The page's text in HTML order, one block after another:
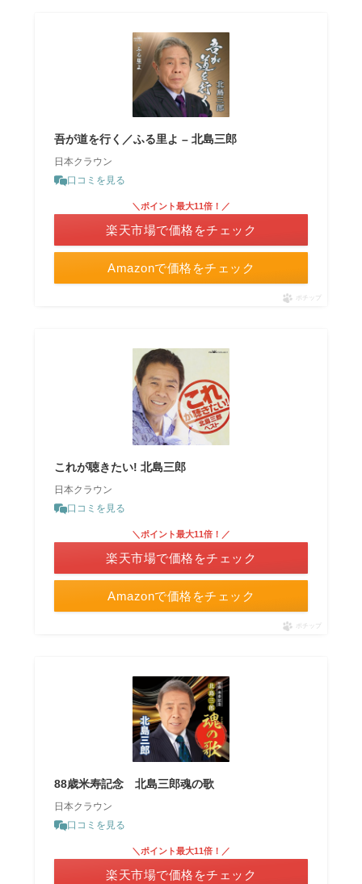
吾が道を行く／ふる里よ – 北島三郎
日本クラウン
口コミを見る
Amazonで価格をチェック
＼ポイント最大11倍！／
楽天市場で価格をチェック
ポチップ
これが聴きたい! 北島三郎
日本クラウン
口コミを見る
Amazonで価格をチェック
＼ポイント最大11倍！／
楽天市場で価格をチェック
ポチップ
88歳米寿記念 北島三郎魂の歌
日本クラウン
口コミを見る
＼ポイント最大11倍！／
楽天市場で価格をチェック